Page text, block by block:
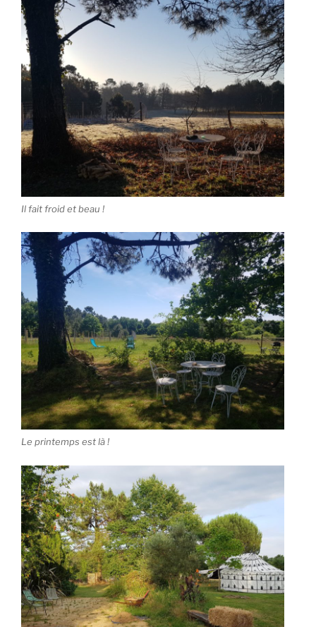
Il fait froid et beau !
Le printemps est là !